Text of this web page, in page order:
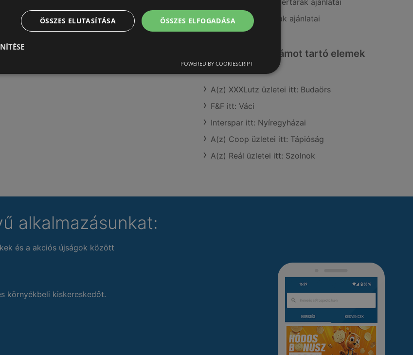
A(z) Benu Gyógyszertárak ajánlatai
A(z) Gyöngy Patikak ajánlatai
Érdeklődésre számot tartó elemek
itt:
A(z) XXXLutz üzletei itt: Budaörs
F&F itt: Váci
Interspar itt: Nyíregyházai
A(z) Coop üzletei itt: Tápióság
A(z) Reál üzletei itt: Szolnok
alkalmazásunkat:
és a akciós újságok között
környékbeli kiskereskedőt.
ÖSSZES ELFOGADÁSA
ÖSSZES ELUTASÍTÁSA
POWERED BY COOKIESCRIPT